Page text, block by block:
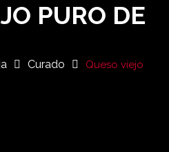
PURO DE
Curado
Queso viejo